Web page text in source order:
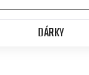
DÁRKY